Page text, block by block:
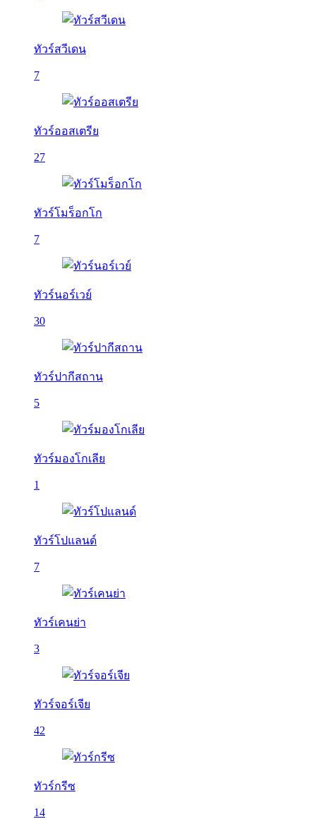
ทัวร์สวีเดน
7
ทัวร์ออสเตรีย
27
ทัวร์โมร็อกโก
7
ทัวร์นอร์เวย์
30
ทัวร์ปากีสถาน
5
ทัวร์มองโกเลีย
1
ทัวร์โปแลนด์
7
ทัวร์เคนย่า
3
ทัวร์จอร์เจีย
42
ทัวร์กรีซ
14